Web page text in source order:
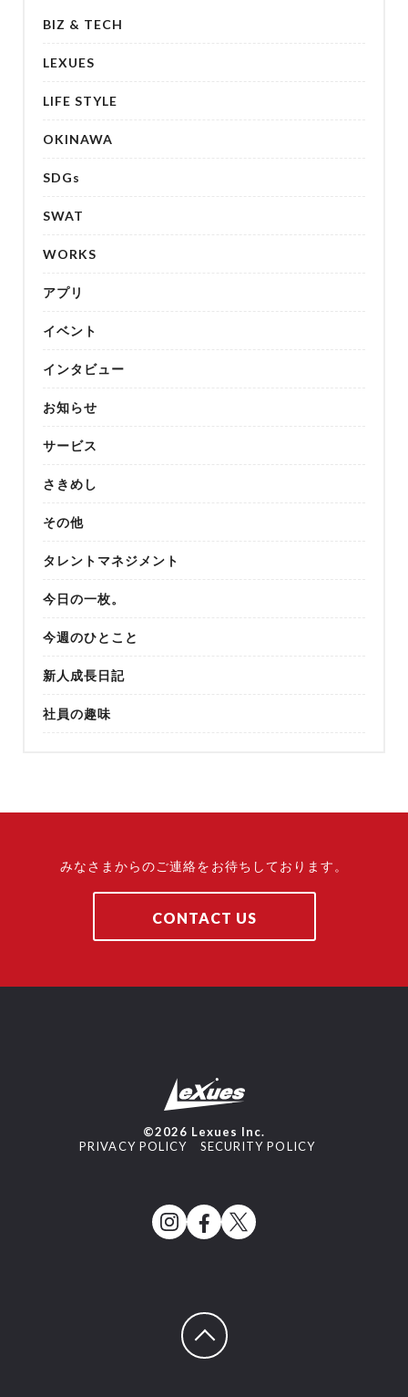
BIZ & TECH
LEXUES
LIFE STYLE
OKINAWA
SDGs
SWAT
WORKS
アプリ
イベント
インタビュー
お知らせ
サービス
さきめし
その他
タレントマネジメント
今日の一枚。
今週のひとこと
新人成長日記
社員の趣味
みなさまからのご連絡をお待ちしております。
CONTACT US
©2026 Lexues Inc.
PRIVACY POLICY
SECURITY POLICY
ページトップへ戻る